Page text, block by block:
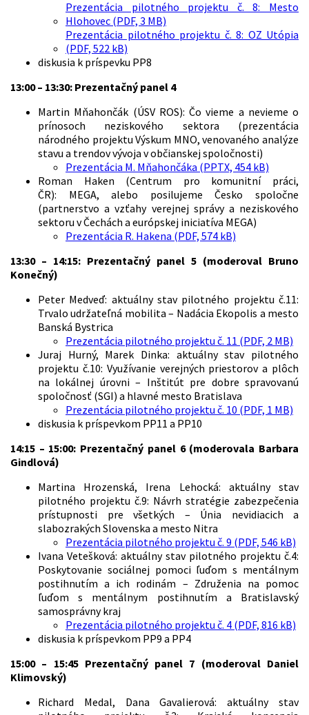
Prezentácia pilotného projektu č. 8: Mesto
Hlohovec (PDF, 3 MB)
Prezentácia pilotného projektu č. 8: OZ Utópia
(PDF, 522 kB)
diskusia k príspevku PP8
13:00 – 13:30: Prezentačný panel 4
Martin Mňahončák (ÚSV ROS): Čo vieme a nevieme o
prínosoch neziskového sektora (prezentácia
národného projektu Výskum MNO, venovaného analýze
stavu a trendov vývoja v občianskej spoločnosti)
Prezentácia M. Mňahončáka (PPTX, 454 kB)
Roman Haken (Centrum pro komunitní práci,
ČR): MEGA, alebo posilujeme Česko spoločne
(partnerstvo a vzťahy verejnej správy a neziskového
sektoru v Čechách a európskej iniciatíva MEGA)
Prezentácia R. Hakena (PDF, 574 kB)
13:30 – 14:15: Prezentačný panel 5 (moderoval Bruno
Konečný)
Peter Medveď: aktuálny stav pilotného projektu č.11:
Trvalo udržateľná mobilita – Nadácia Ekopolis a mesto
Banská Bystrica
Prezentácia pilotného projektu č. 11 (PDF, 2 MB)
Juraj Hurný, Marek Dinka: aktuálny stav pilotného
projektu č.10: Využívanie verejných priestorov a plôch
na lokálnej úrovni – Inštitút pre dobre spravovanú
spoločnosť (SGI) a hlavné mesto Bratislava
Prezentácia pilotného projektu č. 10 (PDF, 1 MB)
diskusia k príspevkom PP11 a PP10
14:15 – 15:00: Prezentačný panel 6 (moderovala Barbara
Gindlová)
Martina Hrozenská, Irena Lehocká: aktuálny stav
pilotného projektu č.9: Návrh stratégie zabezpečenia
prístupnosti pre všetkých – Únia nevidiacich a
slabozrakých Slovenska a mesto Nitra
Prezentácia pilotného projektu č. 9 (PDF, 546 kB)
Ivana Vetešková: aktuálny stav pilotného projektu č.4:
Poskytovanie sociálnej pomoci ľuďom s mentálnym
postihnutím a ich rodinám – Združenia na pomoc
ľuďom s mentálnym postihnutím a Bratislavský
samosprávny kraj
Prezentácia pilotného projektu č. 4 (PDF, 816 kB)
diskusia k príspevkom PP9 a PP4
15:00 – 15:45 Prezentačný panel 7 (moderoval Daniel
Klimovský)
Richard Medal, Dana Gavalierová: aktuálny stav